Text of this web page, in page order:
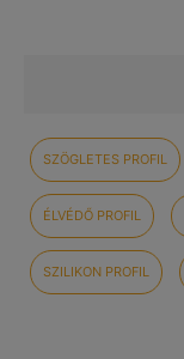
SZÖGLETES PROFIL
ÉLVÉDŐ PROFIL
SZILIKON PROFIL